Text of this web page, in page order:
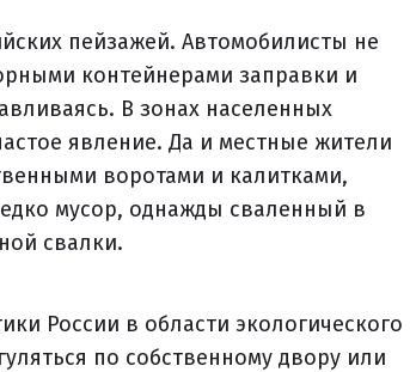
пейзажей. Автомобилисты не
контейнерами заправки и
В зонах населенных
явление. Да и местные жители
воротами и калитками,
мусор, однажды сваленный в
свалки.
России в области экологического
по собственному двору или